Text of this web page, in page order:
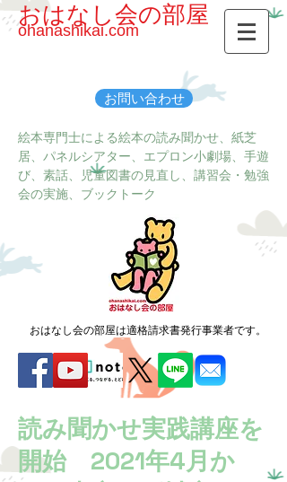
おはなし会の部屋
ohanashikai.com
お問い合わせ
絵本専門士による絵本の読み聞かせ、紙芝
居、パネルシアター、エプロン小劇場、手遊
び、素話、児童図書の見直し、講習会・勉強
会の実施、ブックトーク
おはなし会の部屋は適格請求書発行事業者です。
読み聞かせ実践講座を
開始 2021年4月か